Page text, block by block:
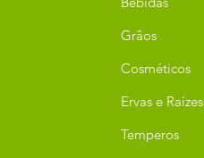
Grãos
Cosméticos
Ervas e Raízes
Temperos